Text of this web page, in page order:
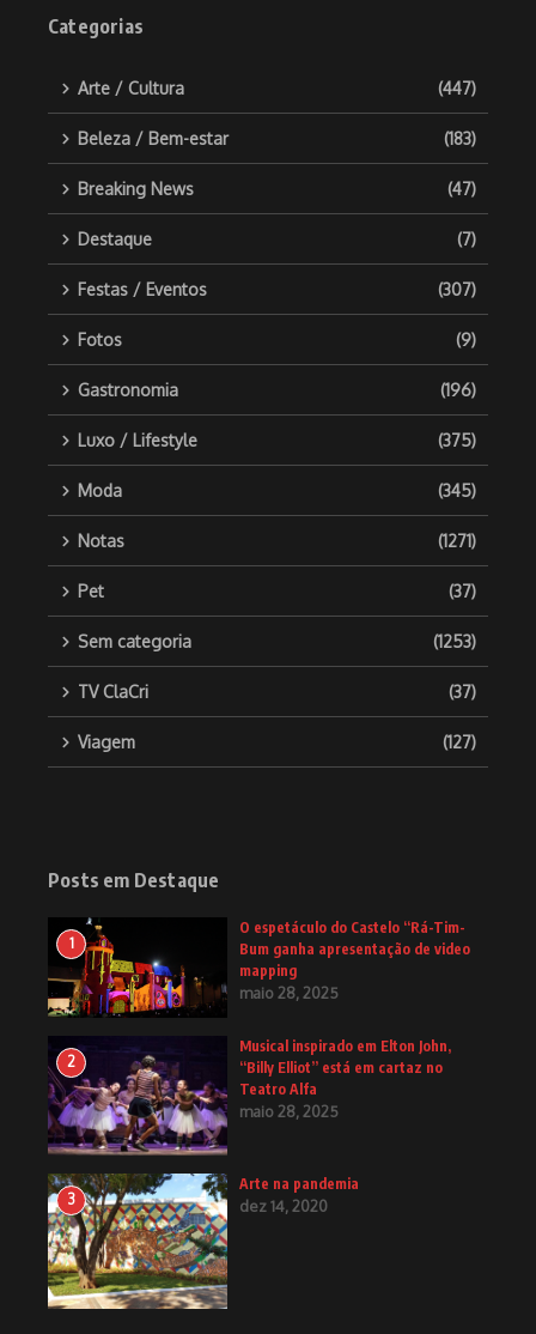
Categorias
Arte / Cultura (447)
Beleza / Bem-estar (183)
Breaking News (47)
Destaque (7)
Festas / Eventos (307)
Fotos (9)
Gastronomia (196)
Luxo / Lifestyle (375)
Moda (345)
Notas (1271)
Pet (37)
Sem categoria (1253)
TV ClaCri (37)
Viagem (127)
Posts em Destaque
1
O espetáculo do Castelo “Rá-Tim-
Bum ganha apresentação de video
mapping
maio 28, 2025
2
Musical inspirado em Elton John,
“Billy Elliot” está em cartaz no
Teatro Alfa
maio 28, 2025
3
Arte na pandemia
dez 14, 2020